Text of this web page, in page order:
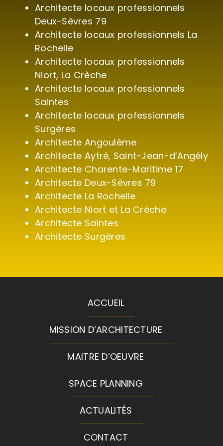
Architecte locaux professionnels
Deux-Sèvres 79
Architecte locaux professionnels La
Rochelle
Architecte locaux professionnels
Niort, La Crèche
Architecte locaux professionnels
Saintes
Architecte locaux professionnels
Surgères
Architecte Angoulême
Architecte Aytré, Saint-Jean-d’Angély
Architecte Charente-Maritime 17
Architecte Deux-Sèvres 79
Architecte La Rochelle
Architecte Niort et La Crèche
Architecte Saintes
Architecte Surgères
ACCUEIL
MISSION D’ARCHITECTURE
MAITRE D‘OEUVRE
SPACE PLANNING
ACTUALITÉS
CONTACT